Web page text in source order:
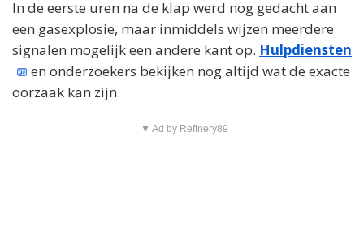
In de eerste uren na de klap werd nog gedacht aan
een gasexplosie, maar inmiddels wijzen meerdere
signalen mogelijk een andere kant op. Hulpdiensten
en onderzoekers bekijken nog altijd wat de exacte
oorzaak kan zijn.
▼ Ad by Refinery89